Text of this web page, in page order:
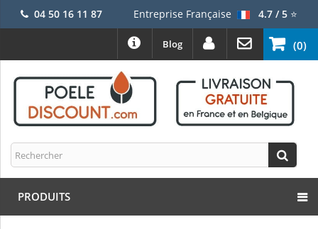
04 50 16 11 87 Entreprise Française 4.7 / 5⭐
(0)
Blog
PRODUITS